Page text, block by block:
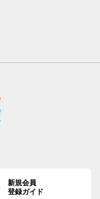
新規会員
登録ガイド